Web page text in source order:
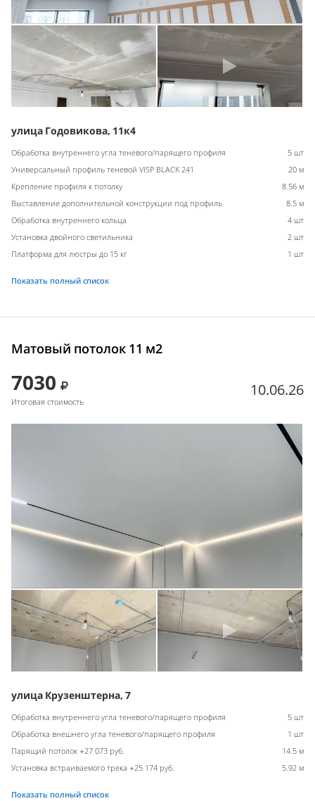
улица Годовикова, 11к4
Обработка внутреннего угла теневого/парящего профиля
5 шт
Универсальный профиль теневой VISP BLACK 241
20 м
Крепление профиля к потолку
8.56 м
Выставление дополнительной конструкции под профиль
8.5 м
Обработка внутреннего кольца
4 шт
Установка двойного светильника
2 шт
Платформа для люстры до 15 кг
1 шт
Показать полный список
Матовый потолок 11 м2
7030
Итоговая стоимость
10.06.26
улица Крузенштерна, 7
Обработка внутреннего угла теневого/парящего профиля
5 шт
Обработка внешнего угла теневого/парящего профиля
1 шт
Парящий потолок +27 073 руб.
14.5 м
Установка встраиваемого трека +25 174 руб.
5.92 м
Показать полный список